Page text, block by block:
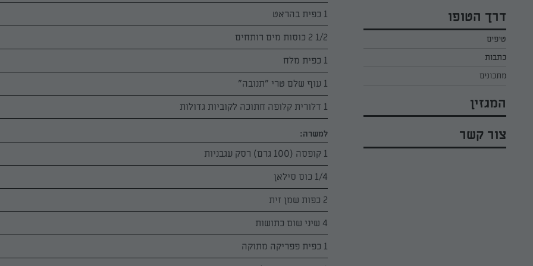
סלטים לפסח
עוגיות לפסח
קארין בנולול
מירי כהן
רובי מיכאל
דרך הטופו
טיפים
כתבות
מתכונים
המגזין
צור קשר
1 כפית בהראט
1/2 2 כוסות מים רותחים
1 כפית מלח
1 עוף שלם טרי "תנובה"
1 דלורית קלופה חתוכה לקוביות גדולות
למשרה:
1 קופסה (100 גרם) רסק עגבניות
1/4 כוס סילאן
2 כפות שמן זית
4 שיני שום כתושות
1 כפית פפריקה מתוקה